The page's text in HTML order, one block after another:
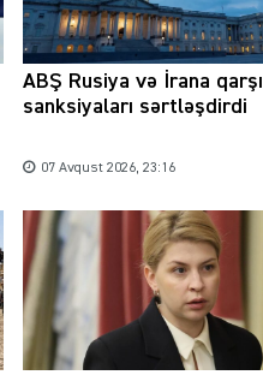
ABŞ Rusiya və İrana qarşı
sanksiyaları sərtləşdirdi
07 Avqust 2026, 23:16